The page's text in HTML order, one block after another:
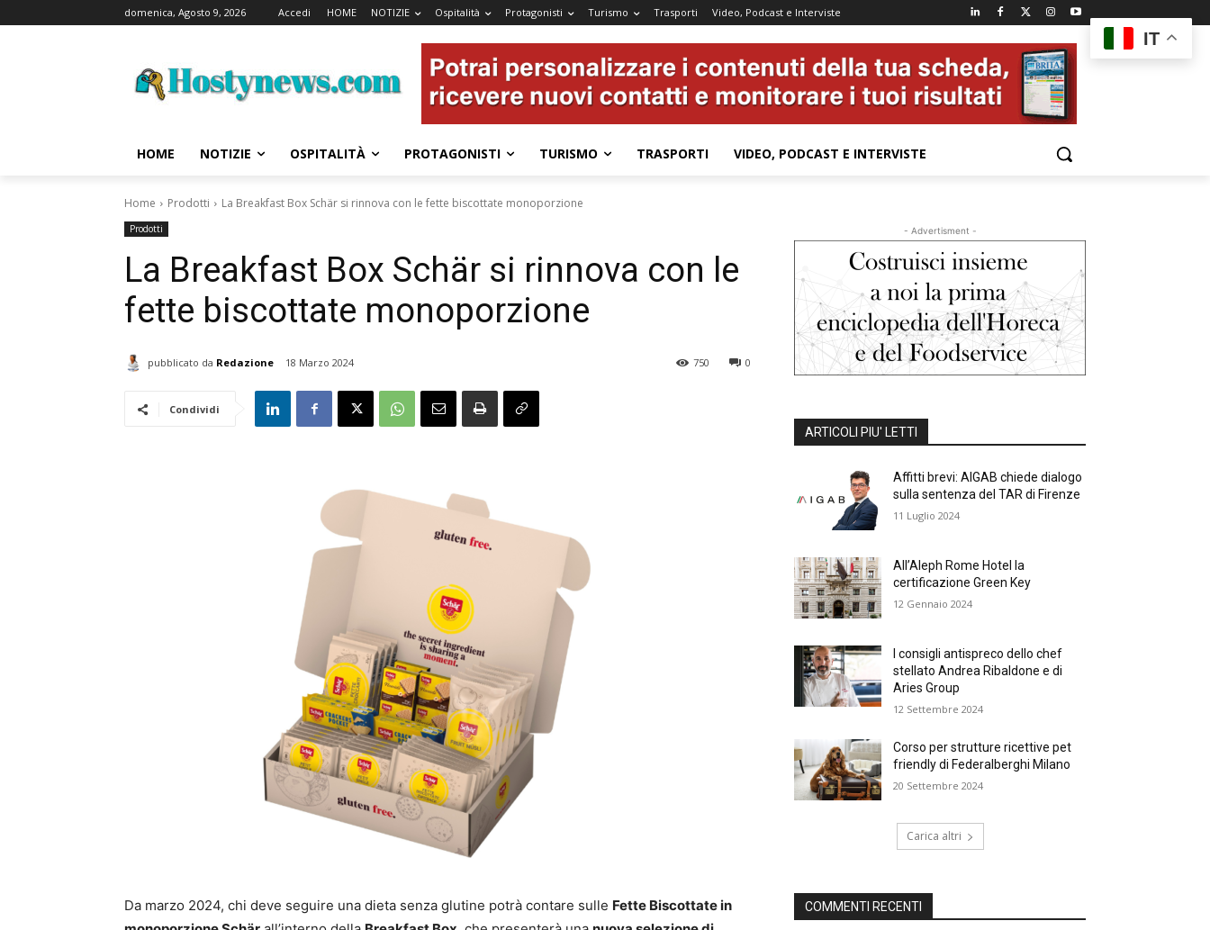
domenica, Agosto 9, 2026 Accedi HOME NOTIZIE Ospitalità Protagonisti Turismo Trasporti Video, Podcast e Interviste
HOME NOTIZIE OSPITALITÀ PROTAGONISTI TURISMO TRASPORTI VIDEO, PODCAST E INTERVISTE
Home Prodotti La Breakfast Box Schär si rinnova con le fette biscottate monoporzione
Prodotti
La Breakfast Box Schär si rinnova con le
fette biscottate monoporzione
pubblicato da Redazione 18 Marzo 2024 0
750
Condividi
Da marzo 2024, chi deve seguire una dieta senza glutine potrà contare sulle Fette Biscottate in
- Advertisment -
ARTICOLI PIU' LETTI
Affitti brevi: AIGAB chiede dialogo
sulla sentenza del TAR di Firenze
11 Luglio 2024
All’Aleph Rome Hotel la
certificazione Green Key
12 Gennaio 2024
I consigli antispreco dello chef
stellato Andrea Ribaldone e di
Aries Group
12 Settembre 2024
Corso per strutture ricettive pet
friendly di Federalberghi Milano
20 Settembre 2024
Carica altri
COMMENTI RECENTI
IT